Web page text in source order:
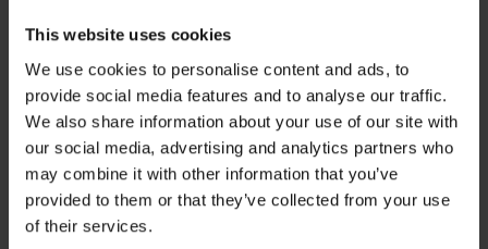
This website uses cookies
We use cookies to personalise content and ads, to
provide social media features and to analyse our traffic.
We also share information about your use of our site with
our social media, advertising and analytics partners who
may combine it with other information that you’ve
provided to them or that they’ve collected from your use
of their services.